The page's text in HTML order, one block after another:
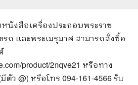
หนังสือเครื่องประกอบพระราช
ถ และพระเมรุมาศ สามารถสั่งซื้อ
product/2nqve21 หรือทาง
ตัว @) หรือโทร 094-161-4566 รับ